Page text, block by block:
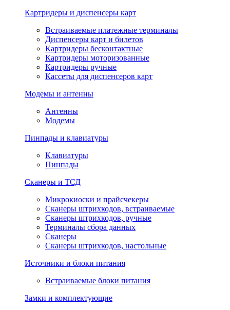
Картридеры и диспенсеры карт
Встраиваемые платежные терминалы
Диспенсеры карт и билетов
Картридеры бесконтактные
Картридеры моторизованные
Картридеры ручные
Кассеты для диспенсеров карт
Модемы и антенны
Антенны
Модемы
Пинпады и клавиатуры
Клавиатуры
Пинпады
Сканеры и ТСД
Микрокиоски и прайсчекеры
Сканеры штрихкодов, встраиваемые
Сканеры штрихкодов, ручные
Терминалы сбора данных
Сканеры
Сканеры штрихкодов, настольные
Источники и блоки питания
Встраиваемые блоки питания
Замки и комплектующие